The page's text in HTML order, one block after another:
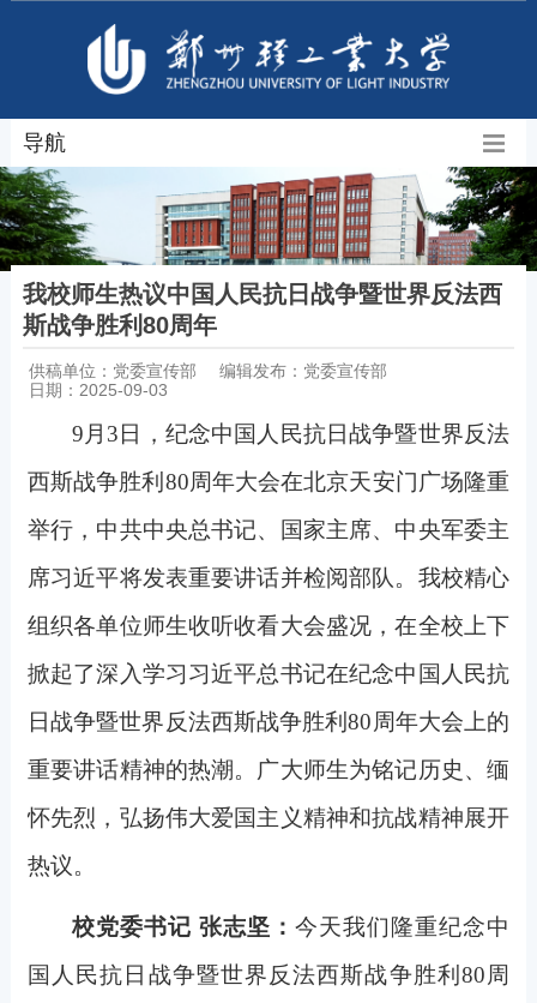
导航
我校师生热议中国人民抗日战争暨世界反法西
斯战争胜利80周年
供稿单位：党委宣传部
编辑发布：党委宣传部
日期：2025-09-03
9月3日，纪念中国人民抗日战争暨世界反法
西斯战争胜利80周年大会在北京天安门广场隆重
举行，中共中央总书记、国家主席、中央军委主
席习近平将发表重要讲话并检阅部队。我校精心
组织各单位师生收听收看大会盛况，在全校上下
掀起了深入学习习近平总书记在纪念中国人民抗
日战争暨世界反法西斯战争胜利80周年大会上的
重要讲话精神的热潮。广大师生为铭记历史、缅
怀先烈，弘扬伟大爱国主义精神和抗战精神展开
热议。
校党委书记 张志坚： 今天我们隆重纪念中
国人民抗日战争暨世界反法西斯战争胜利80周